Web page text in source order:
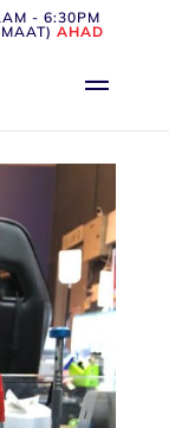
- 6:30PM
AHAD